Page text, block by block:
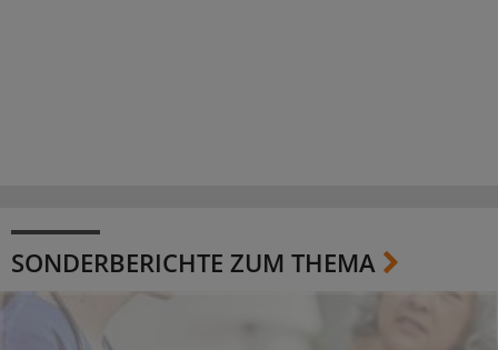
SONDERBERICHTE ZUM THEMA